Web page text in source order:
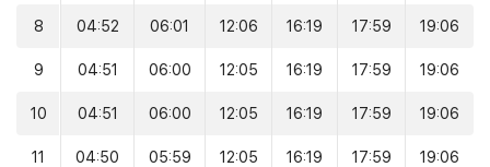
8 04:52 06:01 12:06 16:19 17:59 19:06
9 04:51 06:00 12:05 16:19 17:59 19:06
10 04:51 06:00 12:05 16:19 17:59 19:06
11 04:50 05:59 12:05 16:19 17:59 19:06